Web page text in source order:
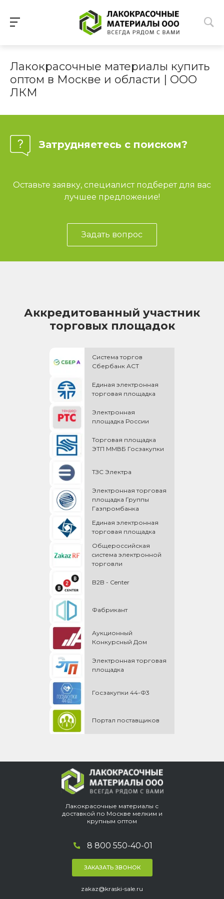
Лакокрасочные материалы купить
оптом в Москве и области | ООО
ЛКМ
Затрудняетесь с поиском?
Оставьте заявку, специалист подберет для вас
лучшее предложение!
Задать вопрос
Аккредитованный участник
торговых площадок
Система торгов
Сбербанк АСТ
Единая электронная
торговая площадка
Электронная
площадка России
Торговая площадка
ЭТП ММВБ Госзакупки
ТЗС Электра
Электронная торговая
площадка Группы
Газпромбанка
Единая электронная
торговая площадка
Общероссийская
cистема электронной
торговли
B2B - Center
Фабрикант
Аукционный
Конкурсный Дом
Электронная торговая
площадка
Госзакупки 44-Ф3
Портал поставщиков
Лакокрасочные материалы с
доставкой по Москве мелким и
крупным оптом
8 800 550-40-01
ЗАКАЗАТЬ ЗВОНОК
zakaz@kraski-sale.ru